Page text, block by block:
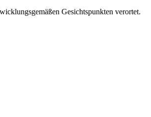
Gesichtspunkten verortet.